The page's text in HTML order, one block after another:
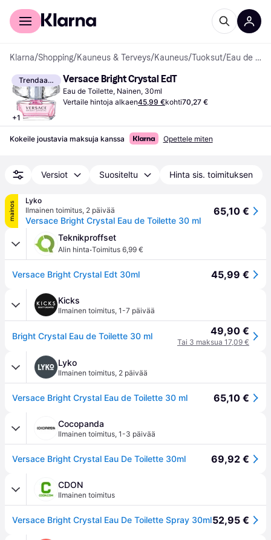
Kuluttajille
Klarna/Shopping/Kauneus & Terveys/Kauneus/Tuoksut/ Eau de Toilette
Trendaava
+1
Versace Bright Crystal EdT
Eau de Toilette, Nainen, 30ml
Vertaile hintoja alkaen45,99 €kohti70,27 €
Kokeile joustavia maksuja kanssa Opettele miten
Versiot Suositeltu Hinta sis. toimituksen
mainos
Lyko
Ilmainen toimitus, 2 päivää
Versace Bright Crystal Eau de Toilette 30 ml
65,10 €
Teknikproffset
Alin hinta·Toimitus 6,99 €
Versace Bright Crystal Edt 30ml 45,99 €
Kicks
Ilmainen toimitus, 1-7 päivää
Bright Crystal Eau de Toilette 30 ml 49,90 €
Tai 3 maksua 17,09 €
Lyko
Ilmainen toimitus, 2 päivää
Versace Bright Crystal Eau de Toilette 30 ml 65,10 €
Cocopanda
Ilmainen toimitus, 1-3 päivää
Versace Bright Crystal Eau De Toilette 30ml 69,92 €
CDON
Ilmainen toimitus
Versace Bright Crystal Eau De Toilette Spray 30ml52,95 €